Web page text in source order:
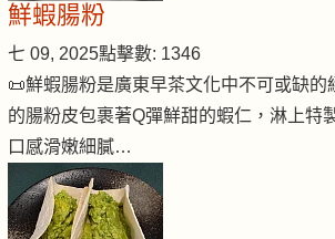
鮮蝦腸粉
七 09, 2025點擊數: 1346
📜鮮蝦腸粉是廣東早茶文化中不可或缺的
的腸粉皮包裹著Q彈鮮甜的蝦仁，淋上特
口感滑嫩細膩…